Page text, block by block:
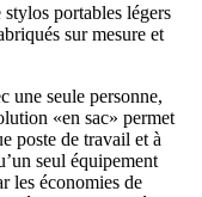
portables légers
sur mesure et
une seule personne,
«en sac» permet
poste de travail et à
seul équipement
les économies de